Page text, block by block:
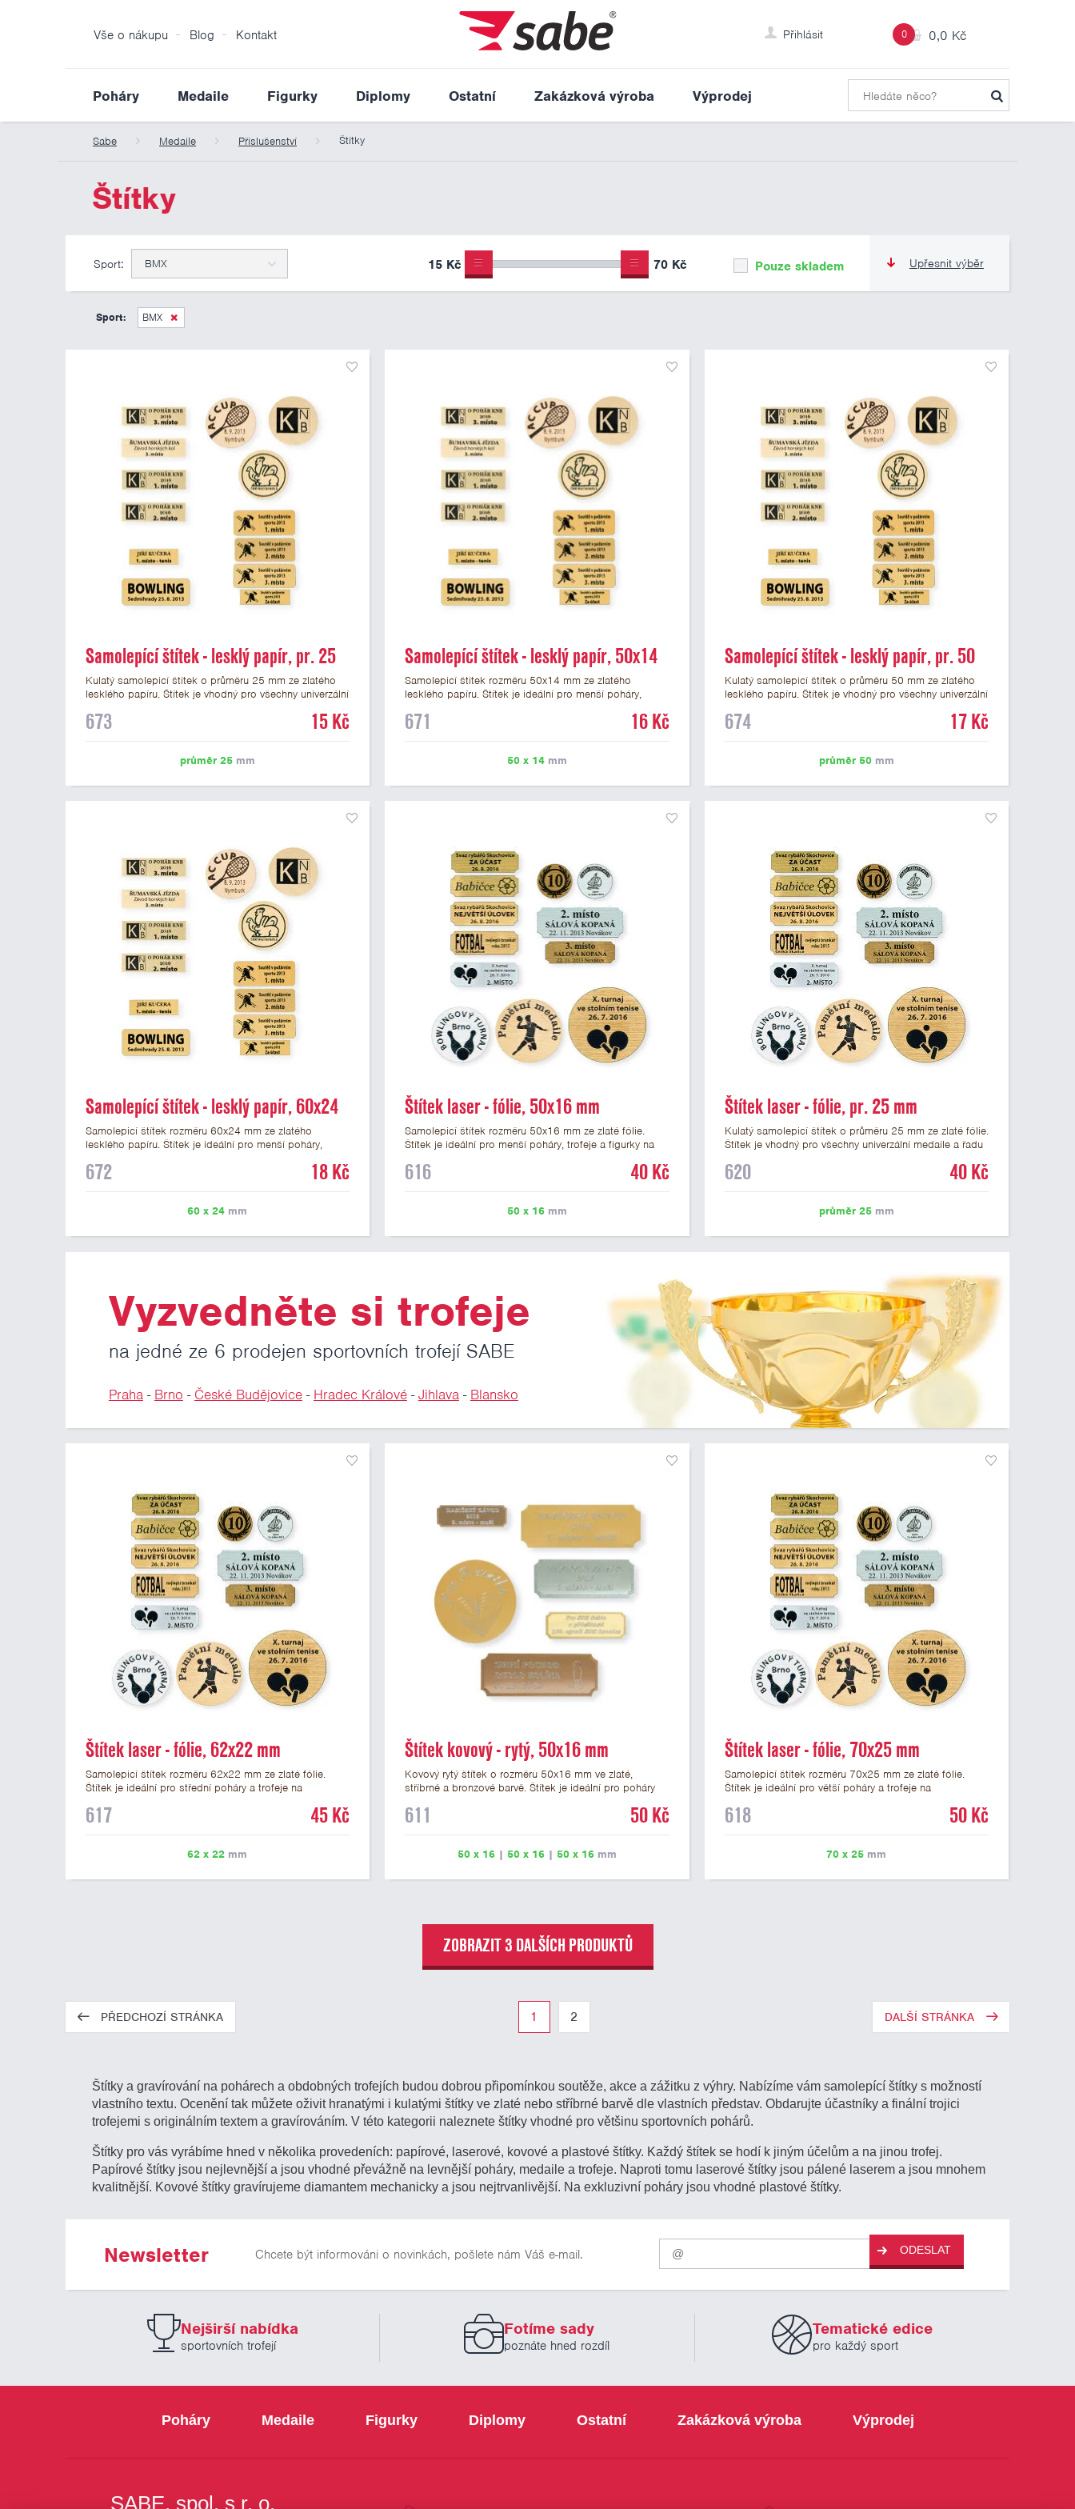
0 0,0 Kč
Přihlásit
Vše o nákupu Blog Kontakt
Poháry Medaile Figurky Diplomy Ostatní Zakázková výroba Výprodej
Sabe Medaile Příslušenství Štítky
Štítky
Upřesnit výběr
Sport: BMX Pouze skladem
15 Kč 70 Kč
Sport: BMX
Samolepící štítek - lesklý papír, pr. 25
mm
Kulatý samolepicí štítek o průměru 25 mm ze zlatého
lesklého papíru. Štítek je vhodný pro všechny univerzální
emblém o průměru 25 mm. Na štítek je možné
přiložit v prvním kroku objednávky.
673 15 Kč
průměr 25mm
Samolepící štítek - lesklý papír, 50x14
mm
Samolepicí štítek rozměru 50x14 mm ze zlatého
lesklého papíru. Štítek je ideální pro menší poháry,
možné vytisknout libovolné logo nebo text. U textu
pro výrobu štítku je možné přiložit v prvním kroku
671 16 Kč
50 x 14mm
Samolepící štítek - lesklý papír, pr. 50
mm
Kulatý samolepicí štítek o průměru 50 mm ze zlatého
lesklého papíru. Štítek je vhodný pro všechny univerzální
emblém o průměru 50 mm. Na štítek je možné
přiložit v prvním kroku objednávky.
674 17 Kč
průměr 50mm
Samolepící štítek - lesklý papír, 60x24
mm
Samolepicí štítek rozměru 60x24 mm ze zlatého
lesklého papíru. Štítek je ideální pro menší poháry,
možné vytisknout libovolné logo nebo text. Potisk štítku
a případné další podklady pro výrobu štítku je možné
672 18 Kč
60 x 24 mm
Štítek laser - fólie, 50x16 mm
Samolepicí štítek rozměru 50x16 mm ze zlaté fólie.
Štítek je ideální pro menší poháry, trofeje a figurky na
vypálit libovolné logo nebo text. U textu doporučujeme
případné další podklady pro výrobu štítku je možné
616 40 Kč
50 x 16mm
Štítek laser - fólie, pr. 25 mm
Kulatý samolepicí štítek o průměru 25 mm ze zlaté fólie.
Štítek je vhodný pro všechny univerzální medaile a řadu
25 mm. Na štítek je možné laserem vypálit logo nebo
620 40 Kč
průměr 25mm
Vyzvedněte si trofeje
na jedné ze 6 prodejen sportovních trofejí SABE
Praha- Brno - České Budějovice- Hradec Králové-Jihlava- Blansko
Štítek laser - fólie, 62x22 mm
Samolepicí štítek rozměru 62x22 mm ze zlaté fólie.
Štítek je ideální pro střední poháry a trofeje na
vypálit libovolné logo nebo text. U textu doporučujeme
případné další podklady pro výrobu štítku je možné
617 45 Kč
62 x 22 mm
Štítek kovový - rytý, 50x16 mm
Kovový rytý štítek o rozměru 50x16 mm ve zlaté,
stříbrné a bronzové barvě. Štítek je ideální pro poháry
možné vyrýt logo nebo text. U textu doporučujeme
další podklady pro výrobu štítku je možné přiložit v
611 50 Kč
50 x 16| 50 x 16| 50 x 16mm
Štítek laser - fólie, 70x25 mm
Samolepicí štítek rozměru 70x25 mm ze zlaté fólie.
Štítek je ideální pro větší poháry a trofeje na
vypálit libovolné logo nebo text. U textu doporučujeme
případné další podklady pro výrobu štítku je možné
618 50 Kč
70 x 25 mm
ZOBRAZIT 3 DALŠÍCH PRODUKTŮ
PŘEDCHOZÍ STRÁNKA 1 2 DALŠÍ STRÁNKA
Štítky a gravírování na pohárech a obdobných trofejích budou dobrou připomínkou soutěže, akce a zážitku z výhry. Nabízíme vám samolepící štítky s možností
vlastního textu. Ocenění tak můžete oživit hranatými i kulatými štítky ve zlaté nebo stříbrné barvě dle vlastních představ. Obdarujte účastníky a finální trojici
trofejemi s originálním textem a gravírováním. V této kategorii naleznete štítky vhodné pro většinu sportovních pohárů.
Štítky pro vás vyrábíme hned v několika provedeních: papírové, laserové, kovové a plastové štítky. Každý štítek se hodí k jiným účelům a na jinou trofej.
Papírové štítky jsou nejlevnější a jsou vhodné převážně na levnější poháry, medaile a trofeje. Naproti tomu laserové štítky jsou pálené laserem a jsou mnohem
kvalitnější. Kovové štítky gravírujeme diamantem mechanicky a jsou nejtrvanlivější. Na exkluzivní poháry jsou vhodné plastové štítky.
Newsletter Chcete být informováni o novinkách, pošlete nám Váš e-mail.
Pro
odběr
našich
novinek
ODESLAT
Nejširší nabídka
sportovních trofejí
Fotíme sady
poznáte hned rozdíl
Tematické edice
pro každý sport
Poháry Medaile Figurky Diplomy Ostatní Zakázková výroba Výprodej
SABE, spol. s r. o.